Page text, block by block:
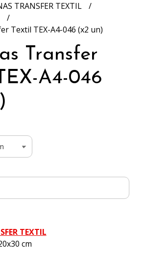
TRANSFER TEXTIL
Textil TEX-A4-046 (x2 un)
Transfer
A4-046
TEXTIL
cm